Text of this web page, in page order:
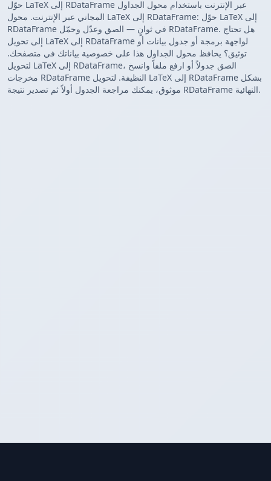
حوّل LaTeX إلى RDataFrame عبر الإنترنت باستخدام محول الجداول
المجاني عبر الإنترنت. محول LaTeX إلى RDataFrame: حوّل LaTeX إلى
RDataFrame في ثوانٍ — الصق وعدّل وحمّل RDataFrame. هل تحتاج
إلى تحويل LaTeX إلى RDataFrame لواجهة برمجة أو جدول بيانات أو
توثيق؟ يحافظ محول الجداول هذا على خصوصية بياناتك في متصفحك.
لتحويل LaTeX إلى RDataFrame، الصق جدولاً أو ارفع ملفاً وانسخ
مخرجات RDataFrame النظيفة. لتحويل LaTeX إلى RDataFrame بشكل
موثوق، يمكنك مراجعة الجدول أولاً ثم تصدير نتيجة RDataFrame النهائية.